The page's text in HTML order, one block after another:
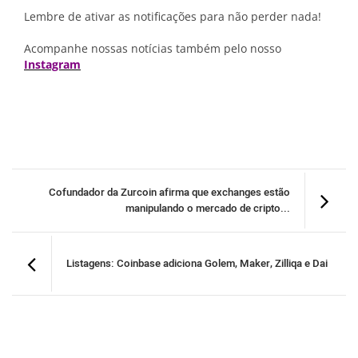
Lembre de ativar as notificações para não perder nada!
Acompanhe nossas notícias também pelo nosso
Instagram
Cofundador da Zurcoin afirma que exchanges estão
manipulando o mercado de cripto...
Listagens: Coinbase adiciona Golem, Maker, Zilliqa e Dai